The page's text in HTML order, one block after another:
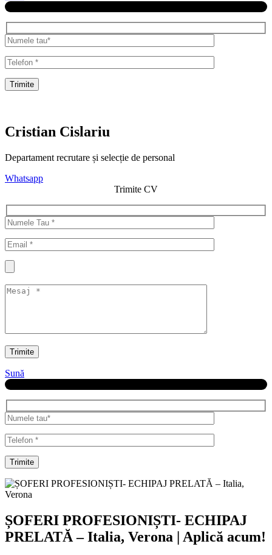
Trimite
Cristian Cislariu
Departament recrutare și selecție de personal
Whatsapp
Trimite CV
Trimite
Sună
Trimite
ȘOFERI PROFESIONIȘTI- ECHIPAJ
PRELATĂ – Italia, Verona | Aplică acum!